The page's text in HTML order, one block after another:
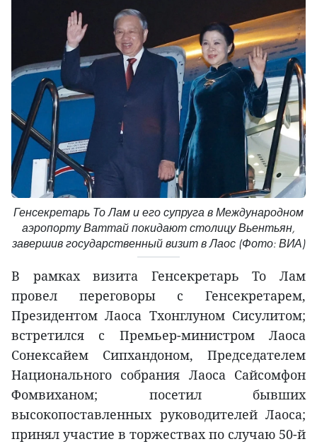
Генсекретарь То Лам и его супруга в Международном
аэропорту Ваттай покидают столицу Вьентьян,
завершив государственный визит в Лаос (Фото: ВИА)
В рамках визита Генсекретарь То Лам
провел переговоры с Генсекретарем,
Президентом Лаоса Тхонглуном Сисулитом;
встретился с Премьер-министром Лаоса
Сонексайем Сипхандоном, Председателем
Национального собрания Лаоса Сайсомфон
Фомвиханом; посетил бывших
высокопоставленных руководителей Лаоса;
принял участие в торжествах по случаю 50-й